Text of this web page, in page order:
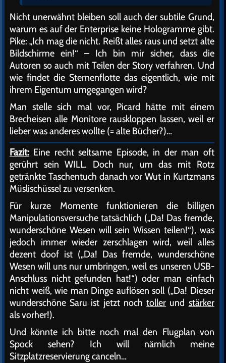
Nicht unerwähnt bleiben soll auch der subtile Grund,
warum es auf der Enterprise keine Hologramme gibt.
Pike: „Ich mag die nicht. Reißt alles raus und setzt alte
Bildschirme ein!“ – Ich bin mir sicher, dass die
Autoren so auch mit Teilen der Story verfahren. Und
wie findet die Sternenflotte das eigentlich, wie mit
ihrem Eigentum umgegangen wird?
Man stelle sich mal vor, Picard hätte mit einem
Brecheisen alle Monitore rauskloppen lassen, weil er
lieber was anderes wollte (= alte Bücher?)…
Fazit: Eine recht seltsame Episode, in der man oft
gerührt sein WILL. Doch nur, um das mit Rotz
getränkte Taschentuch danach vor Wut in Kurtzmans
Müslischüssel zu versenken.
Für kurze Momente funktionieren die billigen
Manipulationsversuche tatsächlich („Da! Das fremde,
wunderschöne Wesen will sein Wissen teilen!“), was
jedoch immer wieder zerschlagen wird, weil alles
dezent doof ist („Da! Das fremde, wunderschöne
Wesen will uns nur umbringen, weil es unseren USB-
Anschluss nicht gefunden hat!“) oder man einfach
nicht weiß, wie man Dinge auflösen soll („Da! Dieser
wunderschöne Saru ist jetzt nochtoller und stärker
als vorher!).
Und könnte ich bitte noch mal den Flugplan von
Spock sehen? Ich will nämlich meine
Sitzplatzreservierung canceln…